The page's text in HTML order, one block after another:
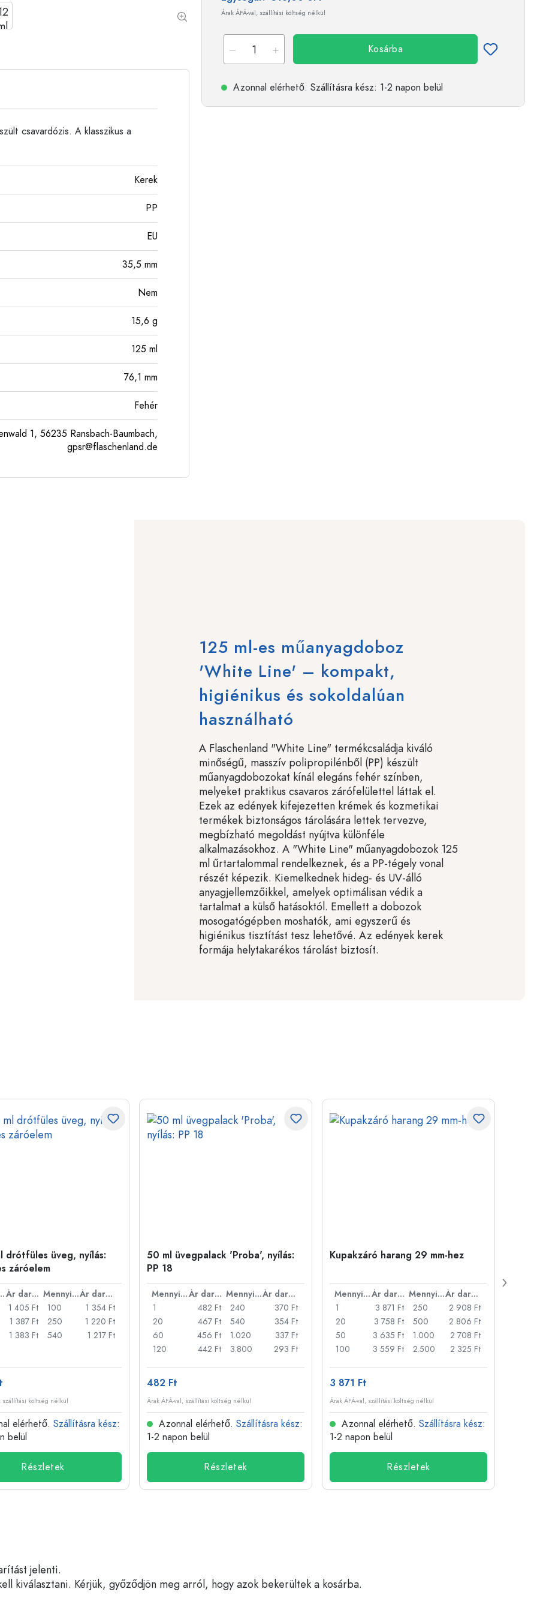
Árak ÁFÁ-val, szállítási költség nélkül
Kosárba
Azonnal elérhető. Szállításra kész: 1-2 napon belül
csavardózis. A klasszikus a
Kerek
PP
EU
35,5 mm
Nem
15,6 g
125 ml
76,1 mm
Fehér
1, 56235 Ransbach-Baumbach,
gpsr@flaschenland.de
125 ml-es műanyagdoboz
'White Line' – kompakt,
higiénikus és sokoldalúan
használható
A Flaschenland "White Line" termékcsaládja kiváló
minőségű, masszív polipropilénből (PP) készült
műanyagdobozokat kínál elegáns fehér színben,
melyeket praktikus csavaros zárófelülettel láttak el.
Ezek az edények kifejezetten krémek és kozmetikai
termékek biztonságos tárolására lettek tervezve,
megbízható megoldást nyújtva különféle
alkalmazásokhoz. A "White Line" műanyagdobozok 125
ml űrtartalommal rendelkeznek, és a PP-tégely vonal
részét képezik. Kiemelkednek hideg- és UV-álló
anyagjellemzőikkel, amelyek optimálisan védik a
tartalmat a külső hatásoktól. Emellett a dobozok
mosogatógépben moshatók, ami egyszerű és
higiénikus tisztítást tesz lehetővé. Az edények kerek
formája helytakarékos tárolást biztosít.
drótfüles üveg, nyílás:
záróelem
Ár darabonként Mennyiség
Ár darabonként
1 405 Ft
1 387 Ft
1 383 Ft
100
1 354 Ft
250
1 220 Ft
540
1 217 Ft
szállítási költség nélkül
elérhető. Szállításra kész:
belül
Részletek
50 ml üvegpalack 'Proba', nyílás:
PP 18
Mennyiség Ár darabonként Mennyiség
Ár darabonként
1
482 Ft
20
467 Ft
60
456 Ft
120
442 Ft
240
370 Ft
540
354 Ft
1.020
337 Ft
3.800
293 Ft
482 Ft
Árak ÁFÁ-val, szállítási költség nélkül
Azonnal elérhető. Szállításra kész:
1-2 napon belül
Részletek
Kupakzáró harang 29 mm-hez
Mennyiség Ár darabonként Mennyiség
Ár darabonként
1
3 871 Ft
20
3 758 Ft
50
3 635 Ft
100
3 559 Ft
250
2 908 Ft
500
2 806 Ft
1.000
2 708 Ft
2.500
2 325 Ft
3 871 Ft
Árak ÁFÁ-val, szállítási költség nélkül
Azonnal elérhető. Szállításra kész:
1-2 napon belül
Részletek
jelenti.
kiválasztani. Kérjük, győződjön meg arról, hogy azok bekerültek a kosárba.